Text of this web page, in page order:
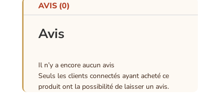
AVIS (0)
Avis
Il n’y a encore aucun avis
Seuls les clients connectés ayant acheté ce
produit ont la possibilité de laisser un avis.